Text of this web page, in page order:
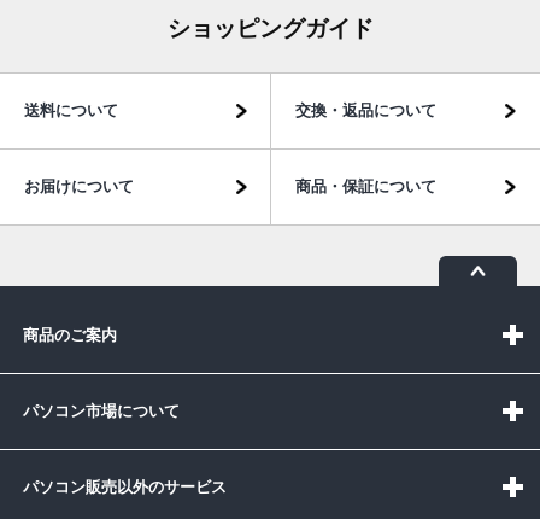
ショッピングガイド
送料について 交換・返品について
お届けについて 商品・保証について
商品のご案内
パソコン市場について
パソコン販売以外のサービス